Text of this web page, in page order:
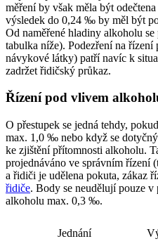
měření by však měla být odečtena
výsledek do 0,24 ‰ by měl být
Od naměřené hladiny alkoholu
tabulka níže). Podezření na
návykové látky) patří navíc k
zadržet řidičský průkaz.
Řízení pod vlivem
O přestupek se jedná tehdy,
max. 1,0 ‰ nebo když se dotyčný
ke zjištění přítomnosti alkoholu.
projednáváno ve správním řízení
a řidiči je udělena pokuta, zákaz
řidiče. Body se neudělují pouze v
alkoholu max. 0,3 ‰.
Jednání